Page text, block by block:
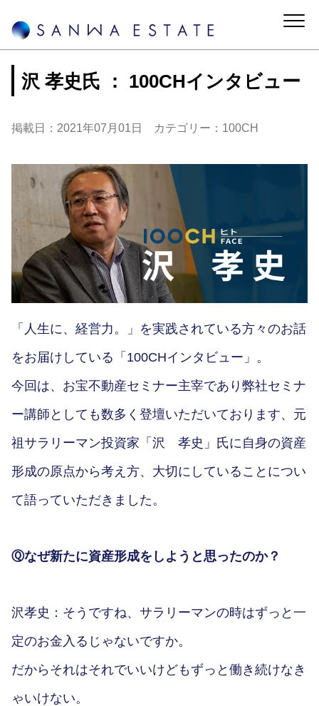
沢 孝史氏 ： 100CHインタビュー
掲載日：2021年07月01日 カテゴリー：100CH
「人生に、経営力。」を実践されている方々のお話
をお届けしている「100CHインタビュー」。
今回は、お宝不動産セミナー主宰であり弊社セミナ
ー講師としても数多く登壇いただいております、元
祖サラリーマン投資家「沢 孝史」氏に自身の資産
形成の原点から考え方、大切にしていることについ
て語っていただきました。
Ⓠなぜ新たに資産形成をしようと思ったのか？
沢孝史：そうですね、サラリーマンの時はずっと一
定のお金入るじゃないですか。
だからそれはそれでいいけどもずっと働き続けなき
ゃいけない。